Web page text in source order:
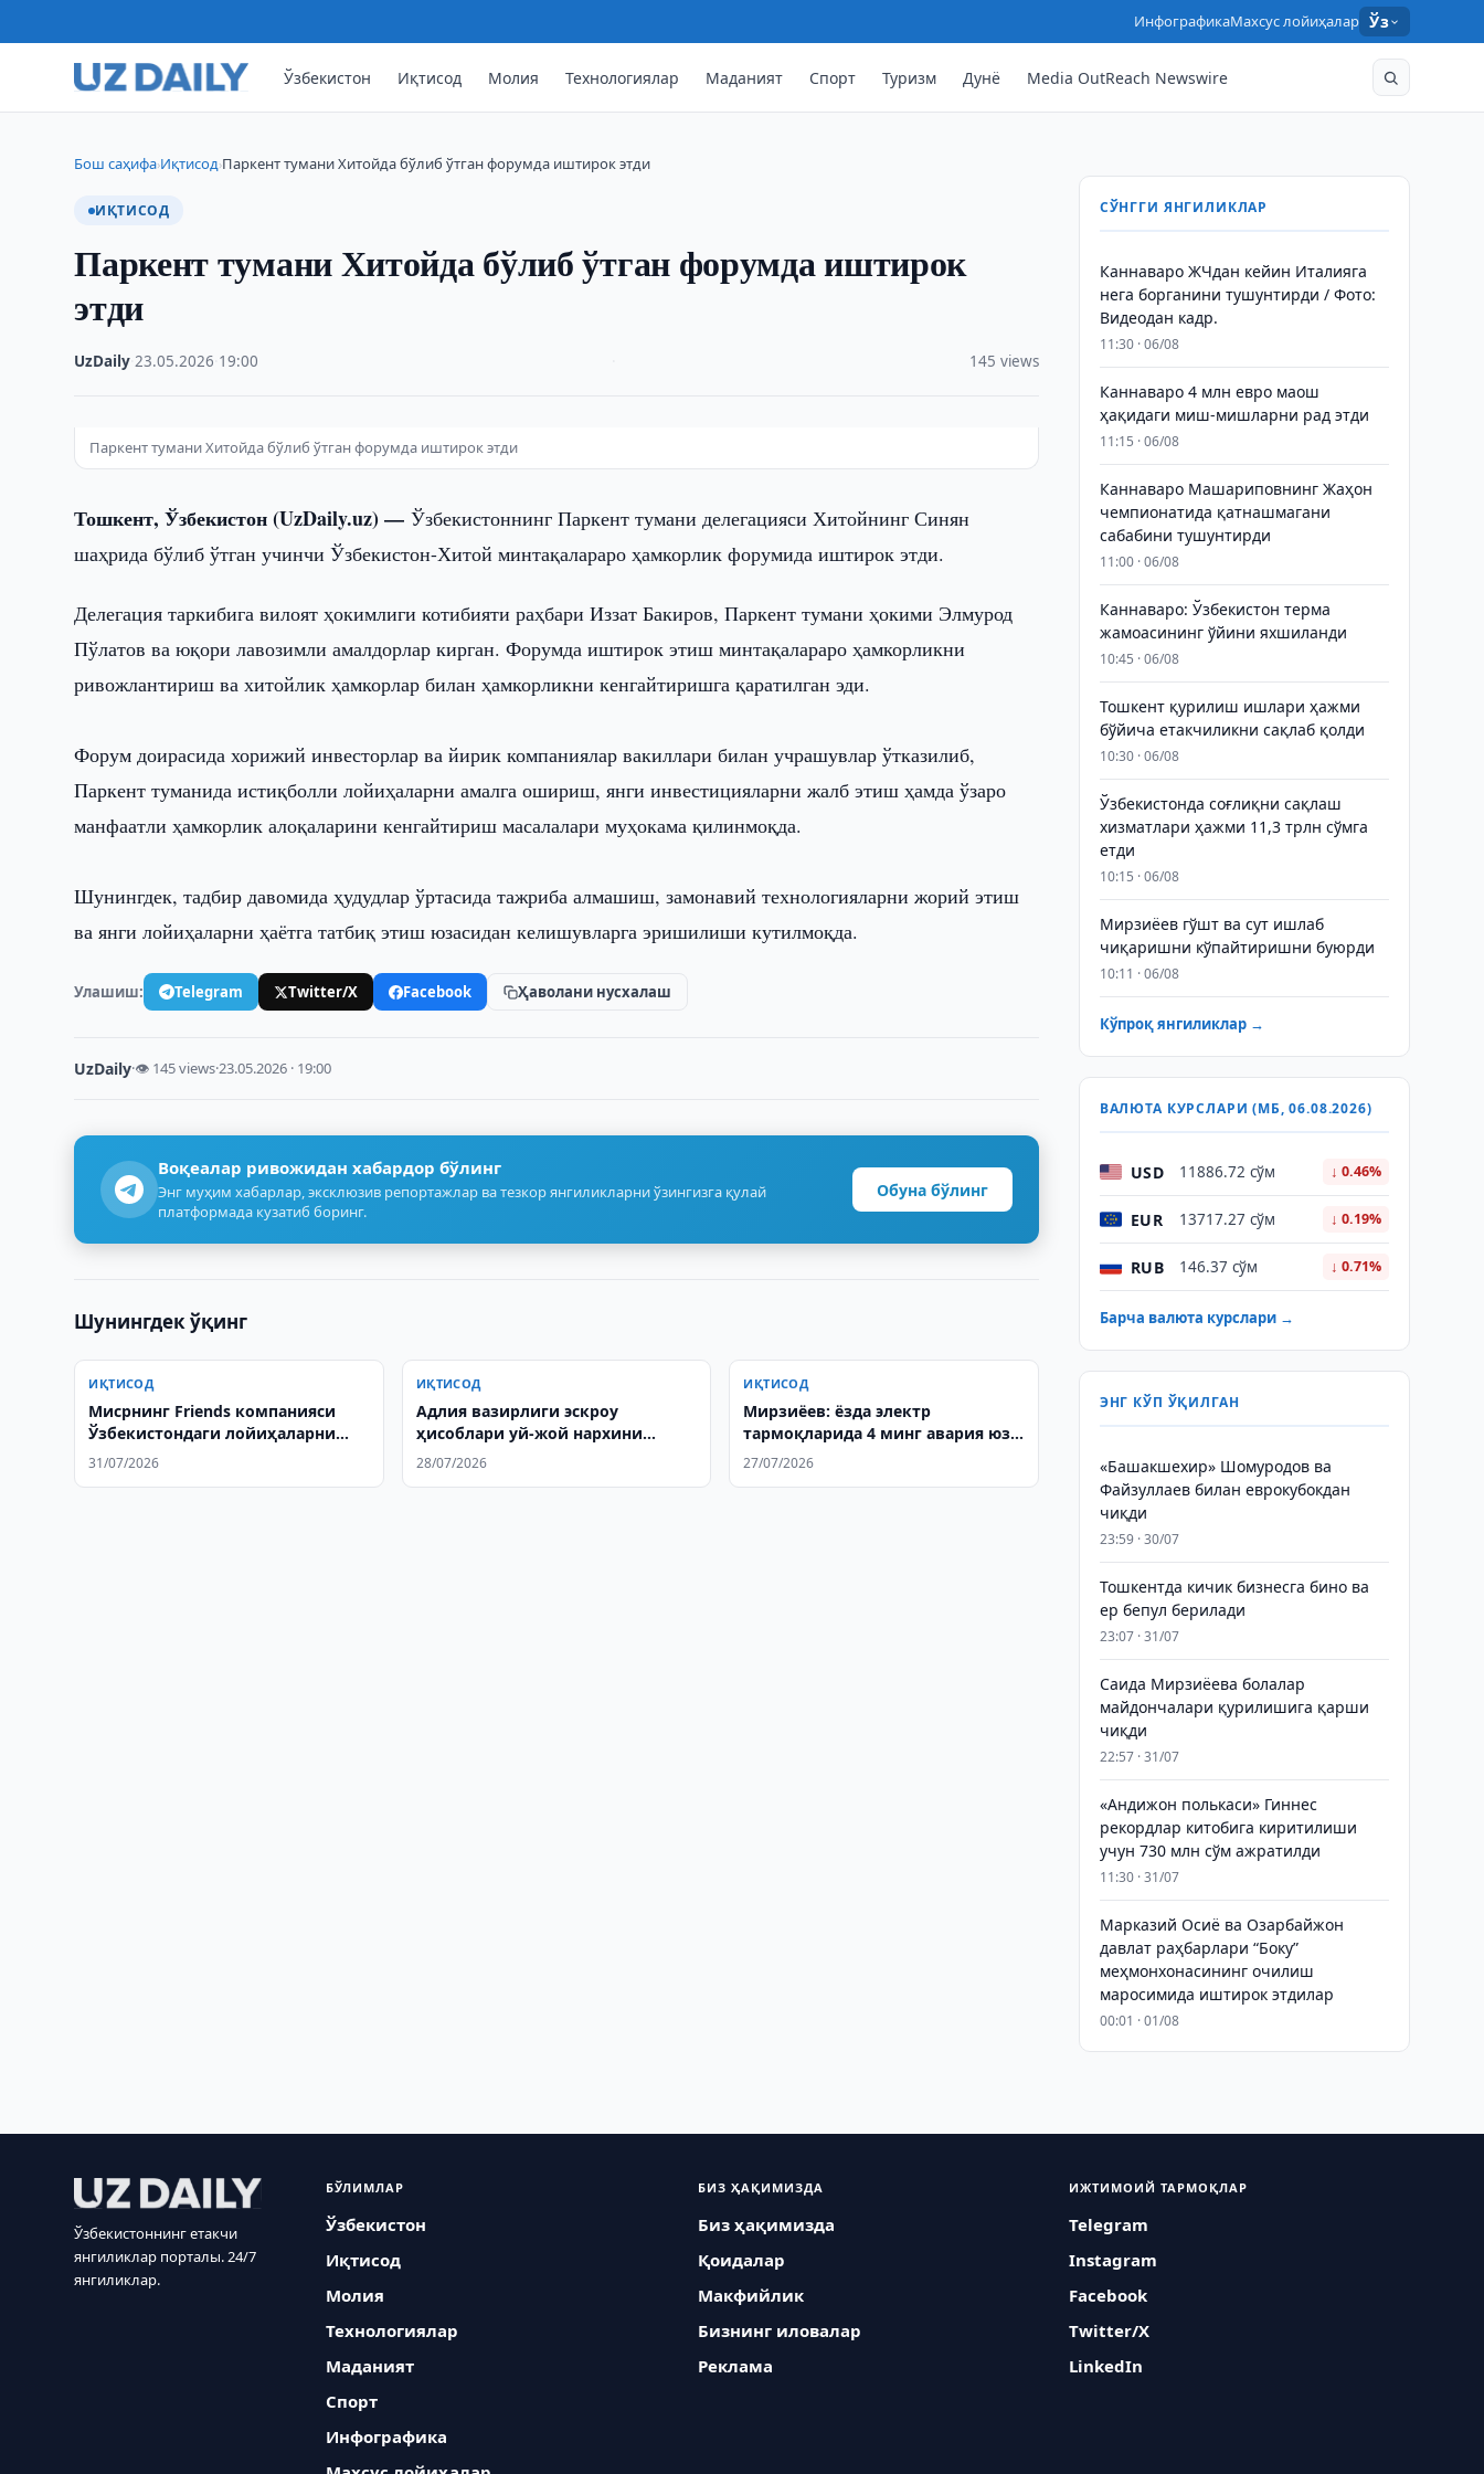
ИнфографикаМахсус лойиҳалар Ўз
Ўзбекистон Иқтисод Молия Технологиялар Маданият Спорт Туризм Дунё Media OutReach Newswire
Бош саҳифа›Иқтисод›Паркент тумани Хитойда бўлиб ўтган форумда иштирок этди
ИҚТИСОД
Паркент тумани Хитойда бўлиб ўтган форумда иштирок
этди
UzDaily ·23.05.2026 19:00 145 views
Паркент тумани Хитойда бўлиб ўтган форумда иштирок этди
Тошкент, Ўзбекистон (UzDaily.uz) —Ўзбекистоннинг Паркент тумани делегацияси Хитойнинг Синян
шаҳрида бўлиб ўтган учинчи Ўзбекистон-Хитой минтақалараро ҳамкорлик форумида иштирок этди.
Делегация таркибига вилоят ҳокимлиги котибияти раҳбари Иззат Бакиров, Паркент тумани ҳокими Элмурод
Пўлатов ва юқори лавозимли амалдорлар кирган. Форумда иштирок этиш минтақалараро ҳамкорликни
ривожлантириш ва хитойлик ҳамкорлар билан ҳамкорликни кенгайтиришга қаратилган эди.
Форум доирасида хорижий инвесторлар ва йирик компаниялар вакиллари билан учрашувлар ўтказилиб,
Паркент туманида истиқболли лойиҳаларни амалга ошириш, янги инвестицияларни жалб этиш ҳамда ўзаро
манфаатли ҳамкорлик алоқаларини кенгайтириш масалалари муҳокама қилинмоқда.
Шунингдек, тадбир давомида ҳудудлар ўртасида тажриба алмашиш, замонавий технологияларни жорий этиш
ва янги лойиҳаларни ҳаётга татбиқ этиш юзасидан келишувларга эришилиши кутилмоқда.
Улашиш: Telegram Twitter/X Facebook Ҳаволани нусхалаш
UzDaily·👁 145 views·23.05.2026 · 19:00
Воқеалар ривожидан хабардор бўлинг
Энг муҳим хабарлар, эксклюзив репортажлар ва тезкор янгиликларни ўзингизга қулай
платформада кузатиб боринг.
Обуна бўлинг
Шунингдек ўқинг
ИҚТИСОД
Мисрнинг Friends компанияси
Ўзбекистондаги лойиҳаларни
ўрганмоқда
31/07/2026
ИҚТИСОД
Адлия вазирлиги эскроу
ҳисоблари уй-жой нархини
ошириши мумкинлигини
28/07/2026
ИҚТИСОД
Мирзиёев: ёзда электр
тармоқларида 4 минг авария юз
берди
27/07/2026
СЎНГГИ ЯНГИЛИКЛАР
Каннаваро ЖЧдан кейин Италияга
нега борганини тушунтирди / Фото:
Видеодан кадр.
11:30 · 06/08
Каннаваро 4 млн евро маош
ҳақидаги миш-мишларни рад этди
11:15 · 06/08
Каннаваро Машариповнинг Жаҳон
чемпионатида қатнашмагани
сабабини тушунтирди
11:00 · 06/08
Каннаваро: Ўзбекистон терма
жамоасининг ўйини яхшиланди
10:45 · 06/08
Тошкент қурилиш ишлари ҳажми
бўйича етакчиликни сақлаб қолди
10:30 · 06/08
Ўзбекистонда соғлиқни сақлаш
хизматлари ҳажми 11,3 трлн сўмга
етди
10:15 · 06/08
Мирзиёев гўшт ва сут ишлаб
чиқаришни кўпайтиришни буюрди
10:11 · 06/08
Кўпроқ янгиликлар →
ВАЛЮТА КУРСЛАРИ (МБ, 06.08.2026)
USD 11886.72 сўм ↓ 0.46%
EUR 13717.27 сўм ↓ 0.19%
RUB 146.37 сўм ↓ 0.71%
Барча валюта курслари →
ЭНГ КЎП ЎҚИЛГАН
«Башакшехир» Шомуродов ва
Файзуллаев билан еврокубокдан
чиқди
23:59 · 30/07
Тошкентда кичик бизнесга бино ва
ер бепул берилади
23:07 · 31/07
Саида Мирзиёева болалар
майдончалари қурилишига қарши
чиқди
22:57 · 31/07
«Андижон полькаси» Гиннес
рекордлар китобига киритилиши
учун 730 млн сўм ажратилди
11:30 · 31/07
Марказий Осиё ва Озарбайжон
давлат раҳбарлари “Боку”
меҳмонхонасининг очилиш
маросимида иштирок этдилар
00:01 · 01/08
Ўзбекистоннинг етакчи
янгиликлар порталы. 24/7
янгиликлар.
БЎЛИМЛАР
Ўзбекистон
Иқтисод
Молия
Технологиялар
Маданият
Спорт
Инфографика
БИЗ ҲАҚИМИЗДА
Биз ҳақимизда
Қоидалар
Макфийлик
Бизнинг иловалар
Реклама
ИЖТИМОИЙ ТАРМОҚЛАР
Telegram
Instagram
Facebook
Twitter/X
LinkedIn